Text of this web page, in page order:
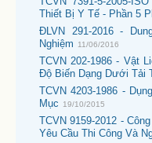
Thiết Bị Y Tế - Phần 5
ĐLVN 291-2016 -
Nghiệm
11/06/2016
TCVN 202-1986 - Vật
Độ Biến Dạng Dưới Tải
TCVN 4203-1986 -
Mục
19/10/2015
TCVN 9159-2012 -
Yêu Cầu Thi Công Và